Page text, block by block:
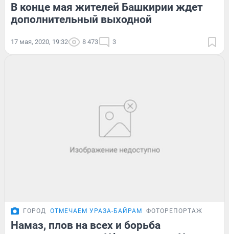
В конце мая жителей Башкирии ждет
дополнительный выходной
17 мая, 2020, 19:32 8 473 3
ГОРОД ОТМЕЧАЕМ УРАЗА-БАЙРАМ ФОТОРЕПОРТАЖ
Намаз, плов на всех и борьба